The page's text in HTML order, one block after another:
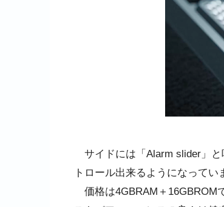
サイドには「Alarm slider」と
トロール出来るようになってい
価格は4GBRAM＋16GBROM